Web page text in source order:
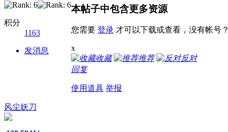
积分
1163
发消息
本帖子中包含更多资源
您需要 登录 才可以下载或查看，没有帐号？
x
收藏
推荐
反对
回复
使用道具 举报
风尘妖刀